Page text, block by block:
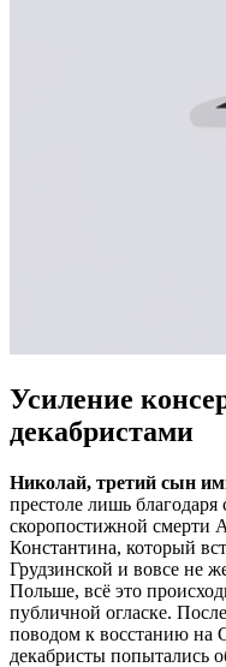
Усиление
декабристами
Николай, третий сын
престоле лишь благодаря
скоропостижной смерти
Константина, который
Грудзинской и вовсе не
Польше, всё это
публичной огласке.
поводом к восстанию на
декабристы попытались